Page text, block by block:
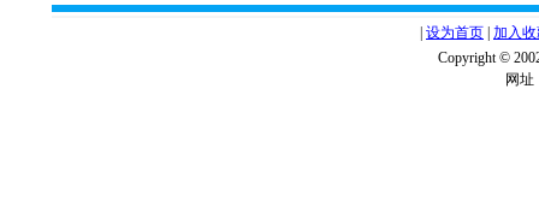
设为首页 加入
Copyright ©
网址